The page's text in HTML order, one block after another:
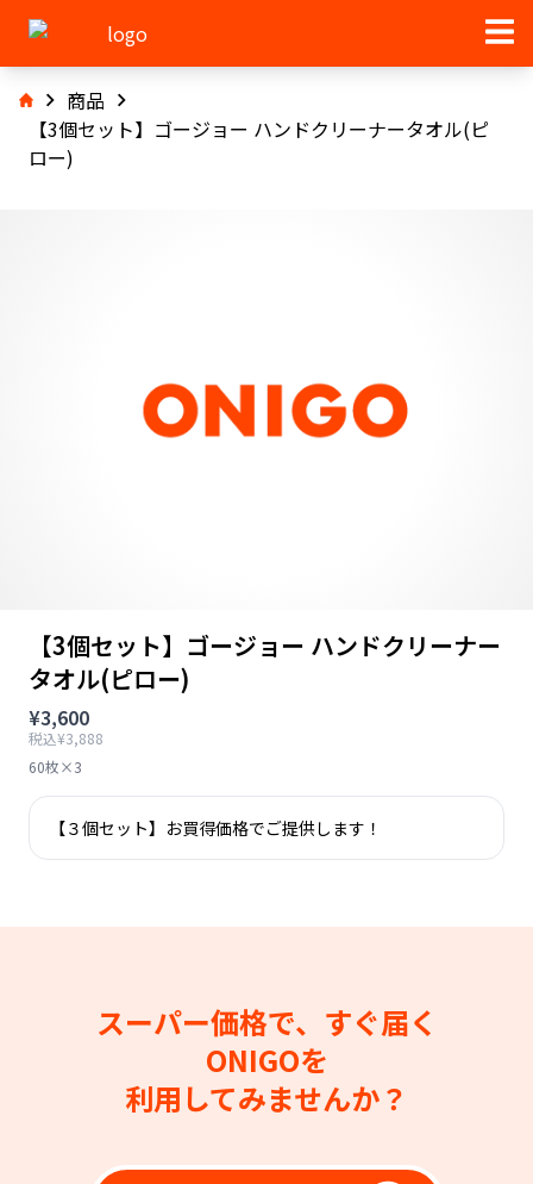
商品
【3個セット】ゴージョー ハンドクリーナータオル(ピ
ロー)
【3個セット】ゴージョー ハンドクリーナー
タオル(ピロー)
¥3,600
税込¥3,888
60枚×3
【３個セット】お買得価格でご提供します！
スーパー価格で、すぐ届く
ONIGOを
利用してみませんか？